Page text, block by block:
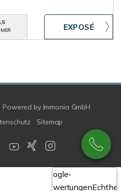
Powered by Immonia GmbH
Sitemap
Google-
Bewertungen